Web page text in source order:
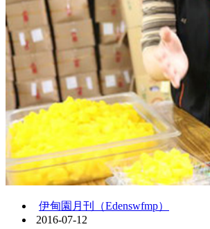
伊甸園月刊（Edenswfmp）
2016-07-12